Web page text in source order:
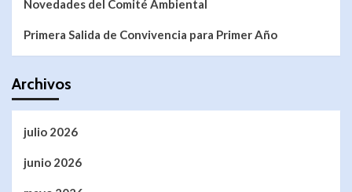
Novedades del Comité Ambiental
Primera Salida de Convivencia para Primer Año
Archivos
julio 2026
junio 2026